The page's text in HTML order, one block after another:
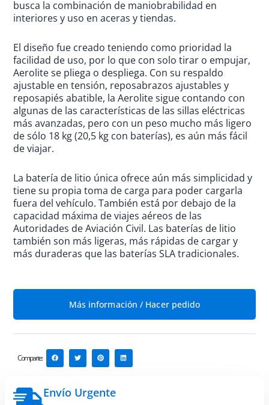
busca la combinación de maniobrabilidad en
interiores y uso en aceras y tiendas.
El diseño fue creado teniendo como prioridad la
facilidad de uso, por lo que con solo tirar o empujar,
Aerolite se pliega o despliega. Con su respaldo
ajustable en tensión, reposabrazos ajustables y
reposapiés abatible, la Aerolite sigue contando con
algunas de las características de las sillas eléctricas
más avanzadas, pero con un peso mucho más ligero
de sólo 18 kg (20,5 kg con baterías), es aún más fácil
de viajar.
La batería de litio única ofrece aún más simplicidad y
tiene su propia toma de carga para poder cargarla
fuera del vehículo. También está por debajo de la
capacidad máxima de viajes aéreos de las
Autoridades de Aviación Civil. Las baterías de litio
también son más ligeras, más rápidas de cargar y
más duraderas que las baterías SLA tradicionales.
Más información / Hacer pedido
Comparte:
Envío Urgente